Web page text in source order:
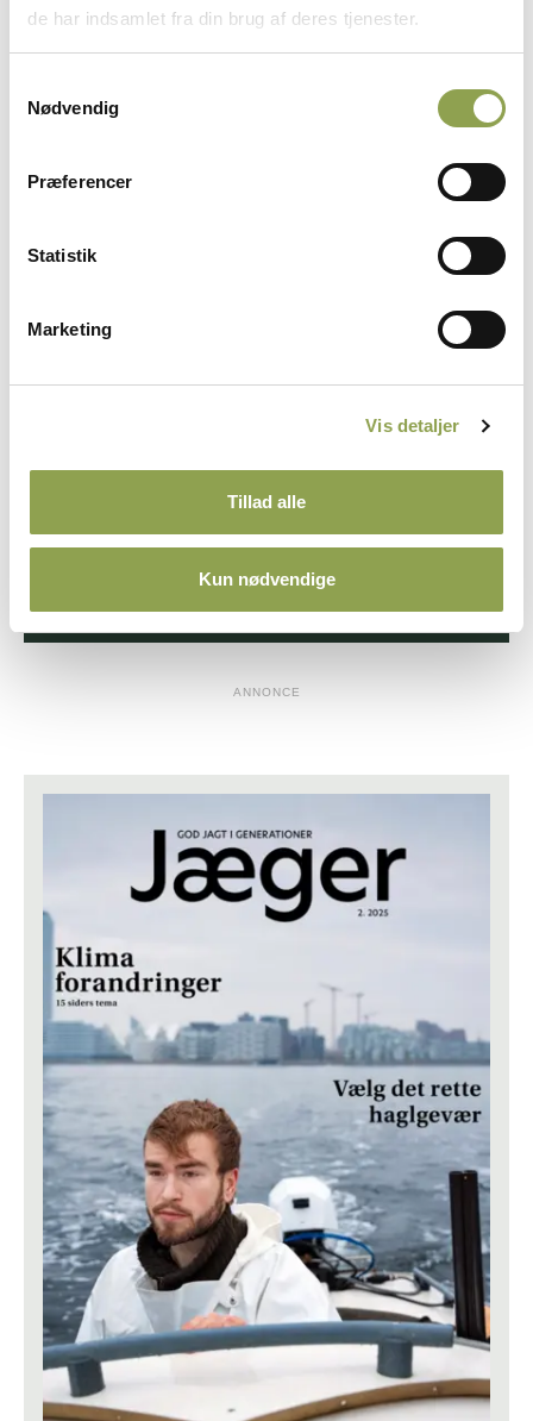
de har indsamlet fra din brug af deres tjenester.
Nødvendig
Præferencer
Statistik
Marketing
Vis detaljer
Tillad alle
Kun nødvendige
modtager du magasinet Jæger med posten -
men du har også mulighed for at læse det
læse Jæger direkte på din computer, tablet
Læs Jæger online her ➜
ANNONCE